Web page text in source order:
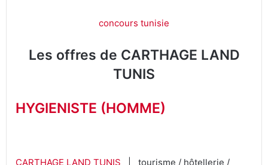
concours tunisie
Les offres de CARTHAGE LAND
TUNIS
HYGIENISTE (HOMME)
CARTHAGE LAND TUNIS
| tourisme / hôtellerie /